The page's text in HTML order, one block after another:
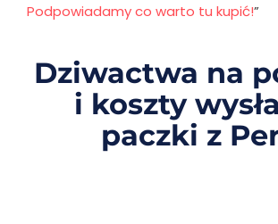
Podpowiadamy co warto tu kupić!”
Dziwactwa na
i koszty
paczki z